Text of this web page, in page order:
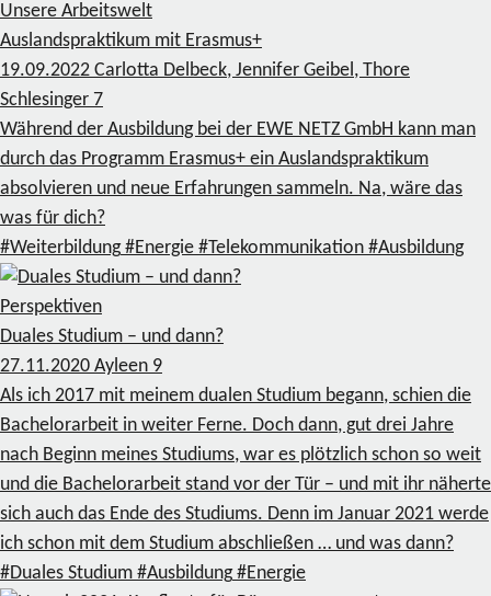
Unsere Arbeitswelt
Auslandspraktikum mit Erasmus+
19.09.2022 Carlotta Delbeck, Jennifer Geibel, Thore
Schlesinger 7
Während der Ausbildung bei der EWE NETZ GmbH kann man
durch das Programm Erasmus+ ein Auslandspraktikum
absolvieren und neue Erfahrungen sammeln. Na, wäre das
was für dich?
#Weiterbildung #Energie #Telekommunikation #Ausbildung
Perspektiven
Duales Studium – und dann?
27.11.2020 Ayleen 9
Als ich 2017 mit meinem dualen Studium begann, schien die
Bachelorarbeit in weiter Ferne. Doch dann, gut drei Jahre
nach Beginn meines Studiums, war es plötzlich schon so weit
und die Bachelorarbeit stand vor der Tür – und mit ihr näherte
sich auch das Ende des Studiums. Denn im Januar 2021 werde
ich schon mit dem Studium abschließen … und was dann?
#Duales Studium #Ausbildung #Energie